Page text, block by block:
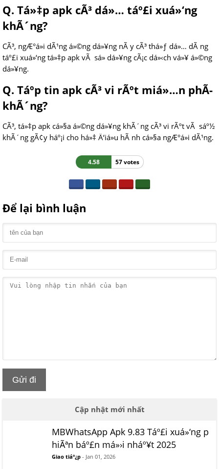
Q. Tá»‡p apk cÃ³ dá»… táº£i xuá»‘ng
khÃ´ng?
CÃ³, ngÆ°á»i dÃ¹ng á»©ng dá»¥ng nÃ y cÃ³ thá»ƒ dá»… dÃ ng
táº£i xuá»‘ng tá»‡p apk vÃ sá»­ dá»¥ng cÃ¡c dá»‹ch vá»¥ á»©ng
dá»¥ng.
Q. Táº­p tin apk cÃ³ vi rÃºt miá»…n phÃ­
khÃ´ng?
CÃ³, tá»‡p apk cá»§a á»©ng dá»¥ng khÃ´ng cÃ³ vi rÃºt vÃ sáº½
khÃ´ng gÃ¢y háº¡i cho há»‡ Ä‘iá»u hÃ nh cá»§a ngÆ°á»i dÃ¹ng.
4.58 57 votes
Để lại bình luận
Gửi đi
Cập nhật mới nhất
MBWhatsApp Apk 9.83 Táº£i xuá»‘ng p
hiÃªn báº£n má»›i nháº¥t 2025
Giao tiáº¿p - Jan 01, 2026